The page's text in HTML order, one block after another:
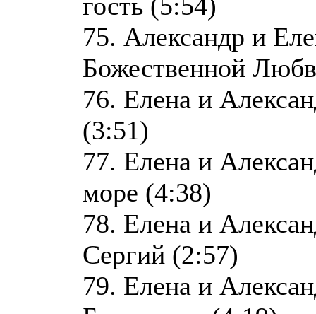
75. Александр и
Божественной
76. Елена и
(3:51)
77. Елена и
море (4:38)
78. Елена и
Сергий (2:57)
79. Елена и